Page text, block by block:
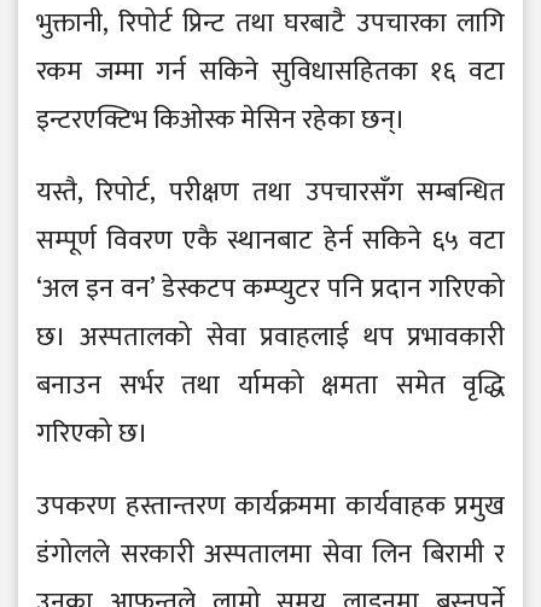
भुक्तानी, रिपोर्ट प्रिन्ट तथा घरबाटै उपचारका लागि
रकम जम्मा गर्न सकिने सुविधासहितका १६ वटा
इन्टरएक्टिभ किओस्क मेसिन रहेका छन्।
यस्तै, रिपोर्ट, परीक्षण तथा उपचारसँग सम्बन्धित
सम्पूर्ण विवरण एकै स्थानबाट हेर्न सकिने ६५ वटा
‘अल इन वन’ डेस्कटप कम्प्युटर पनि प्रदान गरिएको
छ। अस्पतालको सेवा प्रवाहलाई थप प्रभावकारी
बनाउन सर्भर तथा र्यामको क्षमता समेत वृद्धि
गरिएको छ।
उपकरण हस्तान्तरण कार्यक्रममा कार्यवाहक प्रमुख
डंगोलले सरकारी अस्पतालमा सेवा लिन बिरामी र